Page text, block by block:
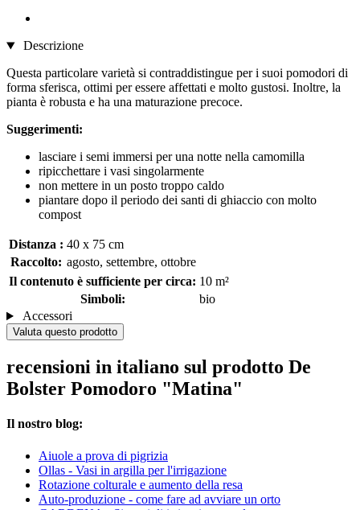
Descrizione
Questa particolare varietà si contraddistingue per i suoi pomodori di
forma sferisca, ottimi per essere affettati e molto gustosi. Inoltre, la
pianta è robusta e ha una maturazione precoce.
Suggerimenti:
lasciare i semi immersi per una notte nella camomilla
ripicchettare i vasi singolarmente
non mettere in un posto troppo caldo
piantare dopo il periodo dei santi di ghiaccio con molto
compost
Distanza : 40 x 75 cm
Raccolto: agosto, settembre, ottobre
Il contenuto è sufficiente per circa: 10 m²
Simboli:
bio
Accessori
Valuta questo prodotto
recensioni in italiano sul prodotto De
Bolster Pomodoro "Matina"
Il nostro blog:
Aiuole a prova di pigrizia
Ollas - Vasi in argilla per l'irrigazione
Rotazione colturale e aumento della resa
Auto-produzione - come fare ad avviare un orto